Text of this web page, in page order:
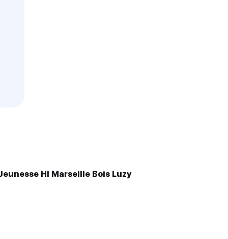
HI Marseille Bois Luzy